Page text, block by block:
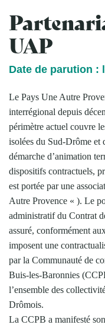
UAP
Date de parution :
Le Pays Une Autre
interrégional depuis
périmètre actuel couvre
isolées du Sud-Drôme et
démarche d’animation
dispositifs contractuels,
est portée par une
Autre Provence « ). Le
administratif du Contrat
assuré, conformément
imposent une
par la Communauté de
Buis-les-Baronnies
l’ensemble des
Drômois.
La CCPB a manifesté